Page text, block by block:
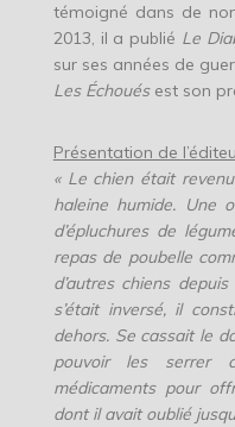
témoigné dans de
2013, il a publié Le
sur ses années de
Les Échoués est son
Présentation de
« Le chien était
haleine humide. Une
d’épluchures de
repas de poubelle
d’autres chiens
s’était inversé, il
dehors. Se cassait le
pouvoir les
médicaments pour
dont il avait oublié